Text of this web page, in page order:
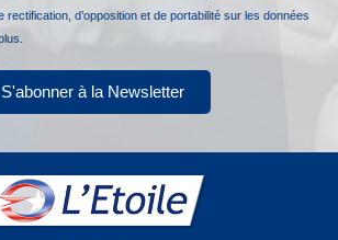
rectification, d’opposition et de portabilité sur les données
S'abonner à la Newsletter